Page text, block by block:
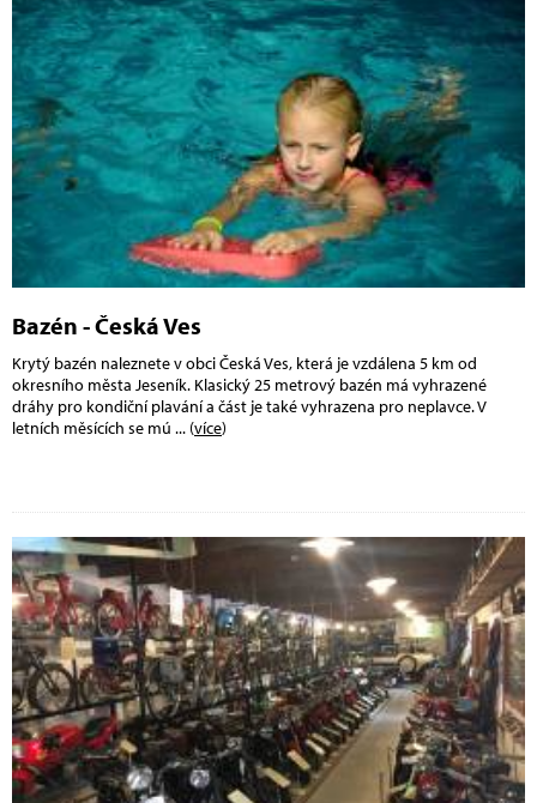
Bazén - Česká Ves
Krytý bazén naleznete v obci Česká Ves, která je vzdálena 5 km od
okresního města Jeseník. Klasický 25 metrový bazén má vyhrazené
dráhy pro kondiční plavání a část je také vyhrazena pro neplavce. V
letních měsících se mú ... (více)